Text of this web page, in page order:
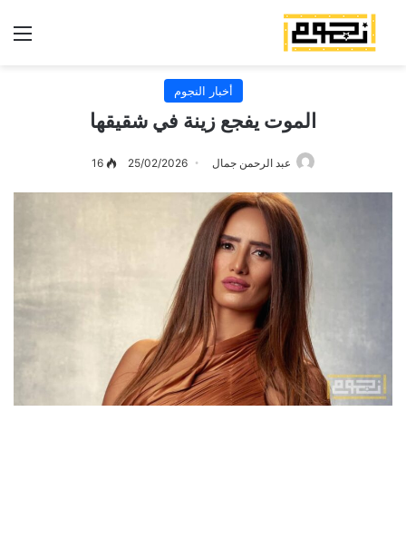
أخبار النجوم
الموت يفجع زينة في شقيقها
عبد الرحمن جمال 25/02/2026
16